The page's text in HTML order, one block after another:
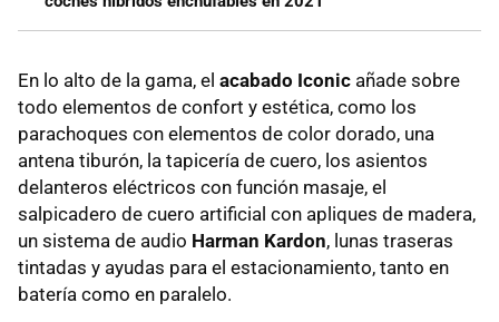
En lo alto de la gama, el acabado Iconic añade sobre
todo elementos de confort y estética, como los
parachoques con elementos de color dorado, una
antena tiburón, la tapicería de cuero, los asientos
delanteros eléctricos con función masaje, el
salpicadero de cuero artificial con apliques de madera,
un sistema de audio Harman Kardon, lunas traseras
tintadas y ayudas para el estacionamiento, tanto en
batería como en paralelo.